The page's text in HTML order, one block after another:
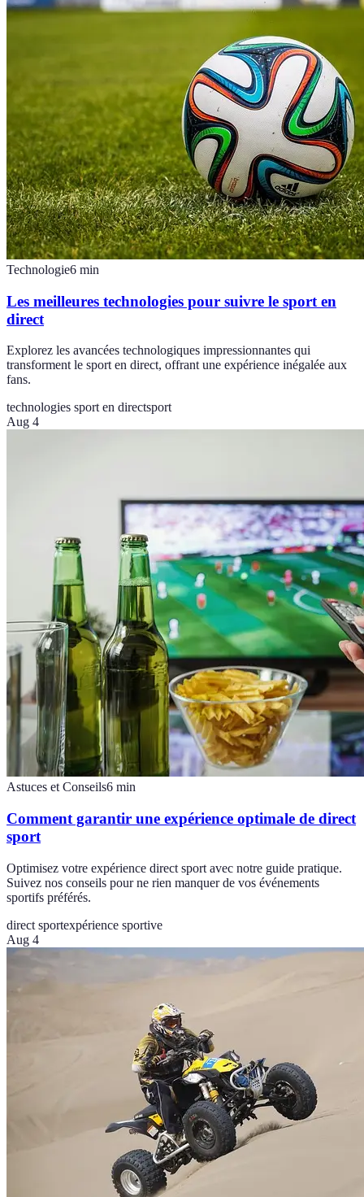
Technologie6 min
Les meilleures technologies pour suivre le sport en
direct
Explorez les avancées technologiques impressionnantes qui
transforment le sport en direct, offrant une expérience inégalée aux
fans.
technologies sport en directsport
Aug 4
Astuces et Conseils6 min
Comment garantir une expérience optimale de direct
sport
Optimisez votre expérience direct sport avec notre guide pratique.
Suivez nos conseils pour ne rien manquer de vos événements
sportifs préférés.
direct sportexpérience sportive
Aug 4